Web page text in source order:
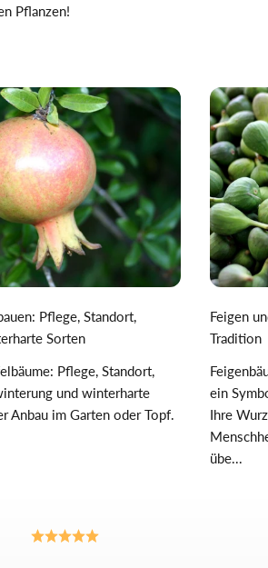
Pflanzen!
Pflege, Standort,
Sorten
Pflege, Standort,
und winterharte
Anbau im Garten oder Topf.
Feigen
Tradition
ein
Ihre
übe...